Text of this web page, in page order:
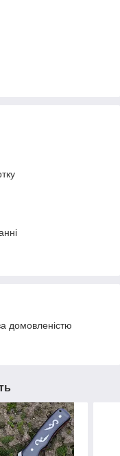
домовленістю